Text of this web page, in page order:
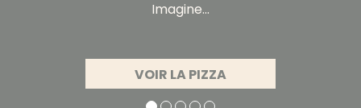
Imagine...
VOIR LA PIZZA